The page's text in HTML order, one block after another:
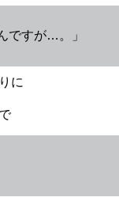
すが…。」
に